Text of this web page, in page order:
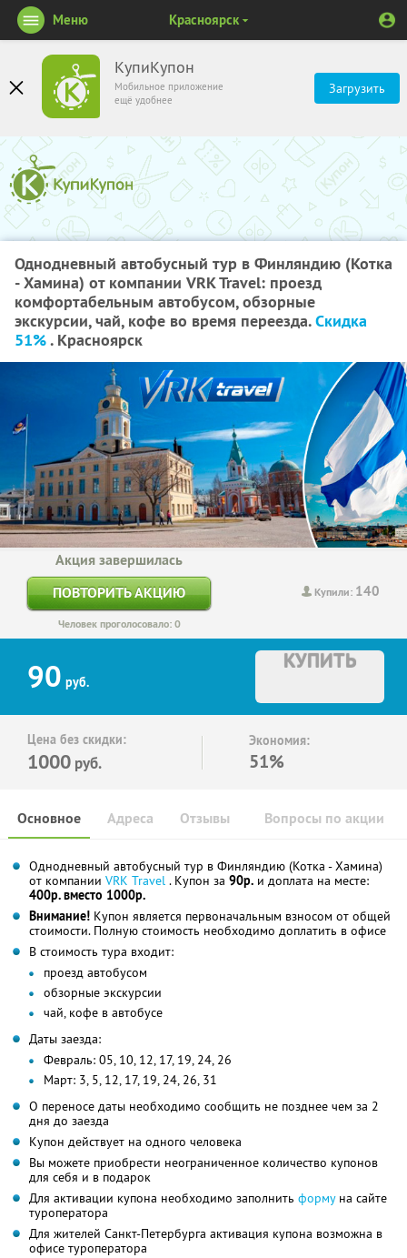
КупиКупон
Мобильное приложение
ещё удобнее
Загрузить
Меню Красноярск
Однодневный автобусный тур в Финляндию (Котка
- Хамина) от компании VRK Travel: проезд
комфортабельным автобусом, обзорные
экскурсии, чай, кофе во время переезда.Скидка
51%. Красноярск
Купили: 140
Акция завершилась
ПОВТОРИТЬ АКЦИЮ
Человек проголосовало: 0
90 руб.
КУПИТЬ
Цена без скидки:
1000 руб.
Экономия:
51%
Основное Отзывы Вопросы по акции
Адреса
Однодневный автобусный тур в Финляндию (Котка - Хамина)
от компании VRK Travel . Купон за 90р. и доплата на месте:
400р. вместо 1000р.
Внимание! Купон является первоначальным взносом от общей
стоимости. Полную стоимость необходимо доплатить в офисе
В стоимость тура входит:
проезд автобусом
обзорные экскурсии
чай, кофе в автобусе
Даты заезда:
Февраль: 05, 10, 12, 17, 19, 24, 26
Март: 3, 5, 12, 17, 19, 24, 26, 31
О переносе даты необходимо сообщить не позднее чем за 2
дня до заезда
Купон действует на одного человека
Вы можете приобрести неограниченное количество купонов
для себя и в подарок
Для активации купона необходимо заполнить формуна сайте
туроператора
Для жителей Санкт-Петербурга активация купона возможна в
офисе туроператора